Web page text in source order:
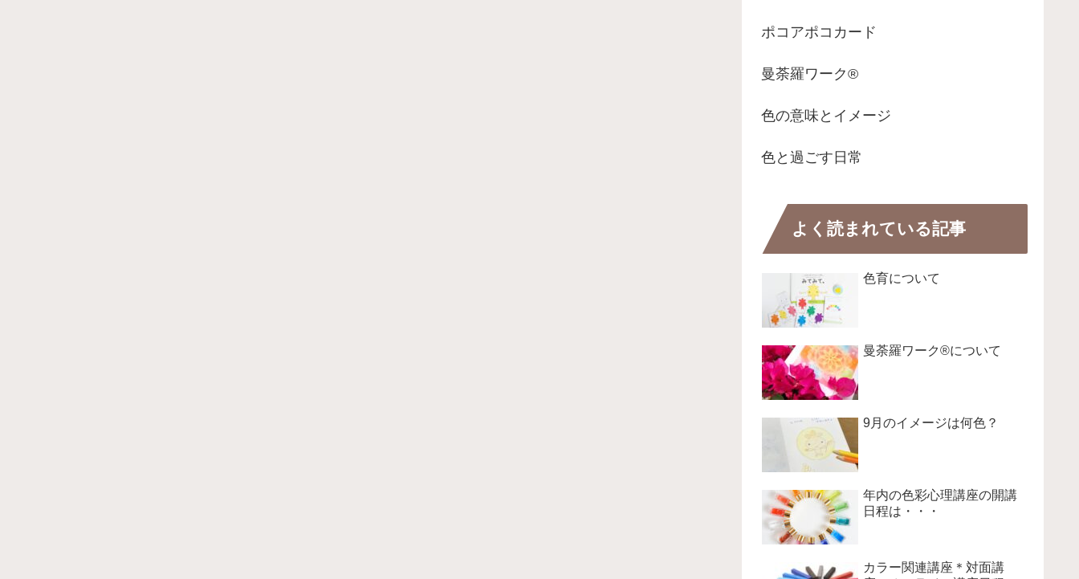
ポコアポコカード
曼荼羅ワーク®
色の意味とイメージ
色と過ごす日常
よく読まれている記事
色育について
曼荼羅ワーク®について
9月のイメージは何色？
年内の色彩心理講座の開講
日程は・・・
カラー関連講座＊対面講